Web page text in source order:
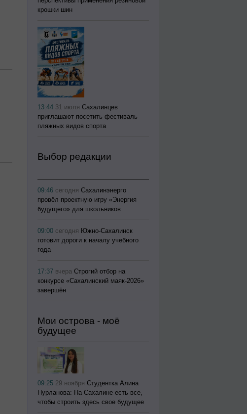
крошки шин
13:44 31 июля Сахалинцев
приглашают посетить фестиваль
пляжных видов спорта
Выбор редакции
09:46 сегодня Сахалинэнерго
провёл проектную игру «Энергия
будущего» для школьников
09:00 сегодня Южно-Сахалинск
готовит дороги к началу учебного
года
17:37 вчера Строгий отбор на
конкурсе «Сахалинский маяк‑2026»
завершён
Мои острова - моё
будущее
09:25 29 ноября Студентка Алина
Нурланова: На Сахалине есть все,
чтобы строить здесь свое будущее